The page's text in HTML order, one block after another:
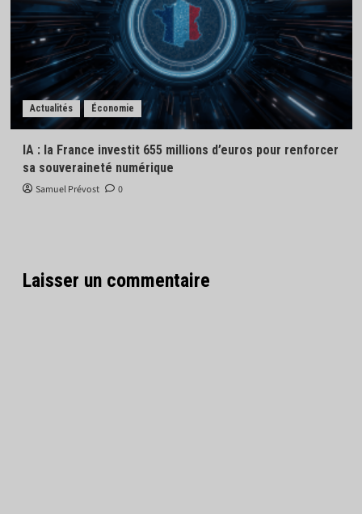
Actualités Économie
IA : la France investit 655 millions d’euros pour renforcer
sa souveraineté numérique
Samuel Prévost 0
Laisser un commentaire